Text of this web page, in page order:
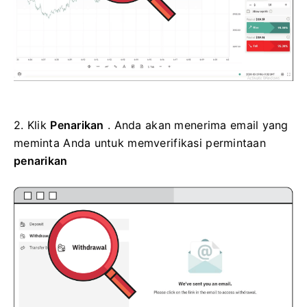
2. Klik Penarikan . Anda akan menerima email yang
meminta Anda untuk memverifikasi permintaan
penarikan